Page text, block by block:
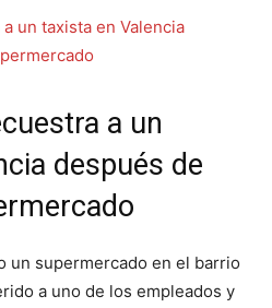
a un
después de
un supermercado en el barrio
a uno de los empleados y